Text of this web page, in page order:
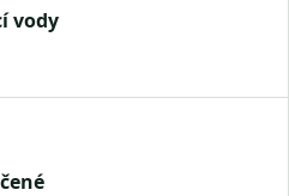
vody